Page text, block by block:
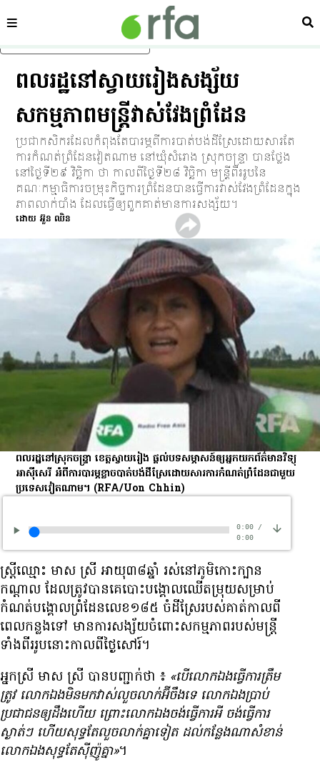
រំលងទៅមាតិកាចម្បង
ផ្នែក ស្វ
ពលរដ្ឋ​នៅ​ស្វាយរៀង​សង្ស័យ​
សកម្មភាព​មន្ត្រី​វាស់វែង​ព្រំដែន
ប្រជា​កសិករ​ដែល​កំពុង​តែ​បារម្ភ​ពី​ការ​បាត់បង់​ដីស្រែ​ដោយសារ​តែ​
ការ​កំណត់​ព្រំដែន​វៀតណាម នៅ​ឃុំ​សំរោង ស្រុក​ចន្ទ្រា បាន​ថ្លែង​
នៅ​ថ្ងៃ​ទី​២៩ វិច្ឆិកា ថា កាលពី​ថ្ងៃ​ទី​២៨ វិច្ឆិកា មន្ត្រី​ពីរ​រូប​នៃ​
គណៈកម្មាធិការ​ចម្រុះ​កិច្ចការ​ព្រំដែន​បាន​ធ្វើ​ការ​វាស់វែង​ព្រំដែន​ក្នុង​
ភាព​លាក់​បាំង ដែល​ធ្វើ​ឲ្យ​ពួក​គាត់​មាន​ការ​សង្ស័យ។
ដោយ អ៊ួន ឈិន
ពលរដ្ឋ​នៅ​ស្រុក​ចន្ទ្រា ខេត្ត​ស្វាយរៀង ផ្ដល់​បទ​សម្ភាសន៍​ឲ្យ​អ្នក​យក​ព័ត៌មាន​វិទ្យុ​
អាស៊ីសេរី អំពី​ការ​បារម្ភ​ខ្លាច​បាត់បង់​ដី​ស្រែ​ដោយសារ​ការ​កំណត់​ព្រំដែន​ជាមួយ​
ប្រទេស​វៀតណាម។ (RFA/Uon Chhin)
0:00/
0:00
ស្ត្រី​ឈ្មោះ មាស ស្រី អាយុ​៣៨​ឆ្នាំ រស់​នៅ​ភូមិ​កោះ​ក្បាន​
កណ្ដាល ដែល​ត្រូវ​បាន​គេ​បោះ​បង្គោល​ឈើ​តម្រុយ​សម្រាប់​
កំណត់​បង្គោល​ព្រំដែន​លេខ​១៨៥ ចំ​ដី​ស្រែ​របស់​គាត់​កាល​ពី​
ពេល​កន្លង​ទៅ មាន​ការ​សង្ស័យ​ចំពោះ​សកម្មភាព​របស់​មន្ត្រី​
ទាំង​ពីរ​រូប​នោះ​កាល​ពី​ថ្ងៃ​សៅរ៍។
អ្នក​ស្រី មាស ស្រី បាន​បញ្ជាក់​ថា ៖ «បើ​លោក​ឯង​ធ្វើ​ការ​ត្រឹម
ត្រូវ លោក​ឯង​មិន​មក​វាស់​លួច​លាក់​អ៊ីចឹង​ទេ លោក​ឯង​ប្រាប់​
ប្រជាជន​ឲ្យ​ដឹង​ហើយ ព្រោះ​លោក​ឯង​ចង់​ធ្វើ​ការ​អី ចង់​ធ្វើ​ការ​
ស្ងាត់ៗ ហើយ​សុទ្ធ​តែ​លួច​លាក់​គ្នា​ទៀត ដល់​កន្លែង​ណា​សំខាន់​
លោក​ឯង​សុទ្ធ​តែ​ស៊ីញ៉ូ​គ្នា»។